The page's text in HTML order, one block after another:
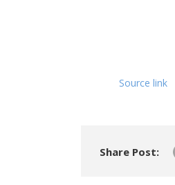
Source link
Share Post: